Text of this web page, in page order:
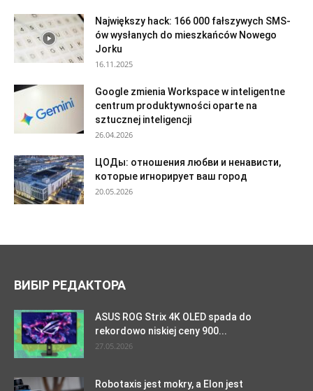
Największy hack: 166 000 fałszywych SMS-
ów wysłanych do mieszkańców Nowego
Jorku
16.11.2025
Google zmienia Workspace w inteligentne
centrum produktywności oparte na
sztucznej inteligencji
26.04.2026
ЦОДы: отношения любви и ненависти,
которые игнорирует ваш город
20.05.2026
ВИБІР РЕДАКТОРА
ASUS ROG Strix 4K OLED spada do
rekordowo niskiej ceny 900...
27.05.2026
Robotaxis jest mokry, a Elon jest